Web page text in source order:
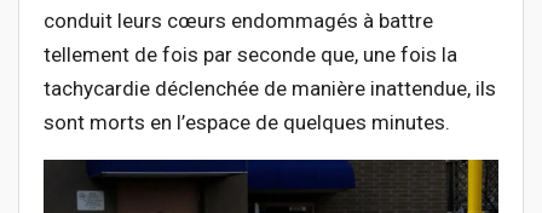
conduit leurs cœurs endommagés à battre
tellement de fois par seconde que, une fois la
tachycardie déclenchée de manière inattendue, ils
sont morts en l’espace de quelques minutes.